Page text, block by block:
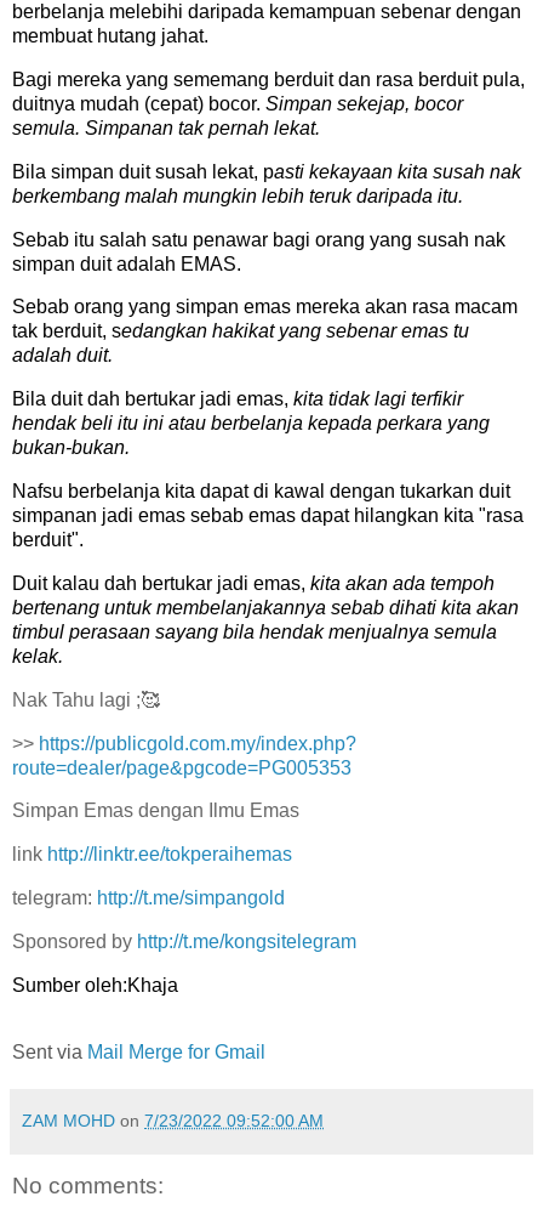
berbelanja melebihi daripada kemampuan sebenar dengan
membuat hutang jahat.
Bagi mereka yang sememang berduit dan rasa berduit pula,
duitnya mudah (cepat) bocor. Simpan sekejap, bocor
semula. Simpanan tak pernah lekat.
Bila simpan duit susah lekat, pasti kekayaan kita susah nak
berkembang malah mungkin lebih teruk daripada itu.
Sebab itu salah satu penawar bagi orang yang susah nak
simpan duit adalah EMAS.
Sebab orang yang simpan emas mereka akan rasa macam
tak berduit, sedangkan hakikat yang sebenar emas tu
adalah duit.
Bila duit dah bertukar jadi emas, kita tidak lagi terfikir
hendak beli itu ini atau berbelanja kepada perkara yang
bukan-bukan.
Nafsu berbelanja kita dapat di kawal dengan tukarkan duit
simpanan jadi emas sebab emas dapat hilangkan kita "rasa
berduit".
Duit kalau dah bertukar jadi emas, kita akan ada tempoh
bertenang untuk membelanjakannya sebab dihati kita akan
timbul perasaan sayang bila hendak menjualnya semula
kelak.
Nak Tahu lagi ;🥰
>> https://publicgold.com.my/index.php?
route=dealer/page&pgcode=PG005353
Simpan Emas dengan Ilmu Emas
link http://linktr.ee/tokperaihemas
telegram: http://t.me/simpangold
Sponsored by http://t.me/kongsitelegram
Sumber oleh:Khaja
Sent via Mail Merge for Gmail
ZAM MOHD on 7/23/2022 09:52:00 AM
No comments: